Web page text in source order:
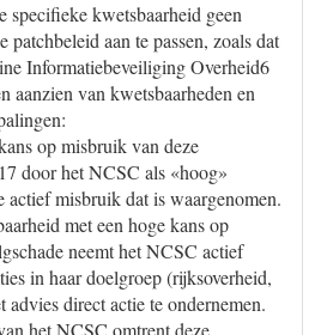
specifieke kwetsbaarheid geen
patchbeleid aan te passen, zoals dat
Informatiebeveiliging Overheid6
van kwetsbaarheden en
op misbruik van deze
door het NCSC als «hoog»
actief misbruik dat is waargenomen.
met een hoge kans op
neemt het NCSC actief
in haar doelgroep (rijksoverheid,
advies direct actie te ondernemen.
het NCSC omtrent deze